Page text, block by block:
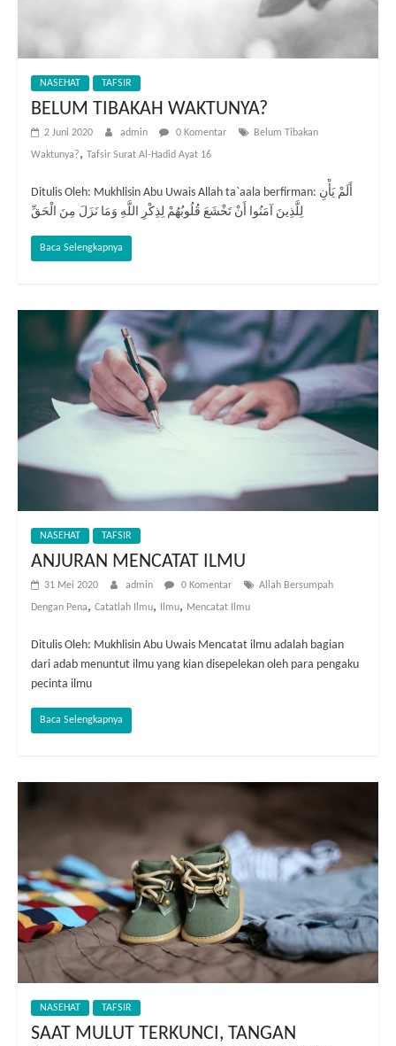
NASEHAT TAFSIR
BELUM TIBAKAH WAKTUNYA?
2 Juni 2020 admin 0 Komentar Belum Tibakan
Waktunya?, Tafsir Surat Al-Hadid Ayat 16
Ditulis Oleh: Mukhlisin Abu Uwais Allah ta`aala berfirman: أَلَمْ يَأْنِ
لِلَّذِينَ آمَنُوا أَنْ تَخْشَعَ قُلُوبُهُمْ لِذِكْرِ اللَّهِ وَمَا نَزَلَ مِنَ الْحَقِّ
Baca Selengkapnya
NASEHAT TAFSIR
ANJURAN MENCATAT ILMU
31 Mei 2020 admin 0 Komentar Allah Bersumpah
Dengan Pena, Catatlah Ilmu, Ilmu, Mencatat Ilmu
Ditulis Oleh: Mukhlisin Abu Uwais Mencatat ilmu adalah bagian
dari adab menuntut ilmu yang kian disepelekan oleh para pengaku
pecinta ilmu
Baca Selengkapnya
NASEHAT TAFSIR
SAAT MULUT TERKUNCI, TANGAN